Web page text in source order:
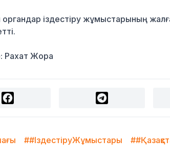
іздестіру жұмыстарының
Рахат Жора
##ІздестіруЖұмыстары